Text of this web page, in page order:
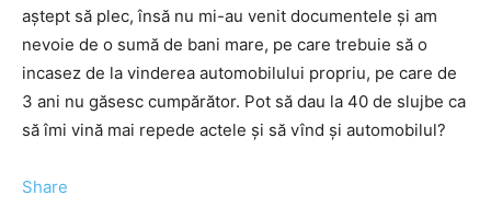
aștept să plec, însă nu mi-au venit documentele și am
nevoie de o sumă de bani mare, pe care trebuie să o
incasez de la vinderea automobilului propriu, pe care de
3 ani nu găsesc cumpărător. Pot să dau la 40 de slujbe ca
să îmi vină mai repede actele și să vînd și automobilul?
Share